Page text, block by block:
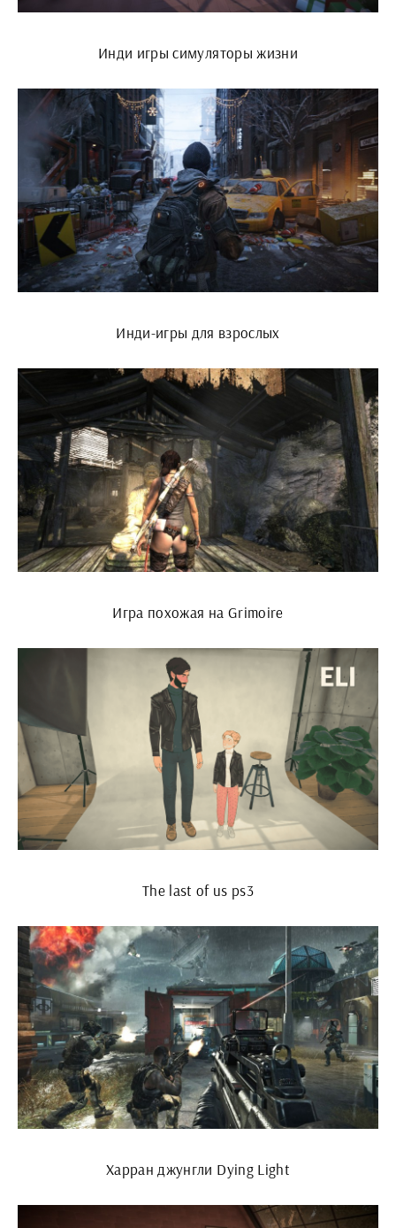
Инди игры симуляторы жизни
Инди-игры для взрослых
Игра похожая на Grimoire
The last of us ps3
Харран джунгли Dying Light